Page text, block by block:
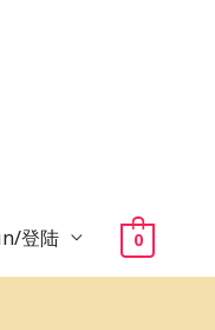
登陆 0